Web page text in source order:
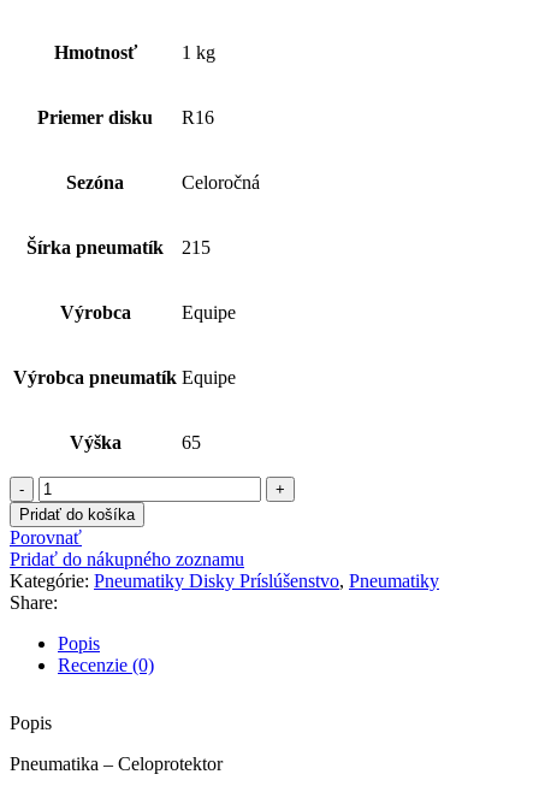
Hmotnosť 1 kg
Priemer disku R16
Sezóna Celoročná
Šírka pneumatík 215
Výrobca Equipe
Výrobca pneumatík Equipe
Výška 65
Pridať do košíka
Porovnať
Pridať do nákupného zoznamu
Kategórie: Pneumatiky Disky Príslúšenstvo, Pneumatiky
Share:
Popis
Recenzie (0)
Popis
Pneumatika – Celoprotektor